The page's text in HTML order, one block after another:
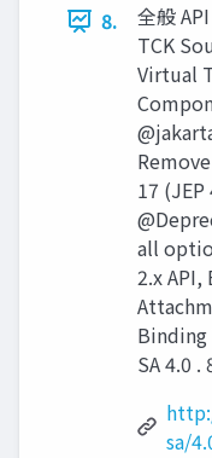
8.
全般
TCK
Virtual
17 (JEP
all
2.x API,
Binding
SA 4.0 .
sa/